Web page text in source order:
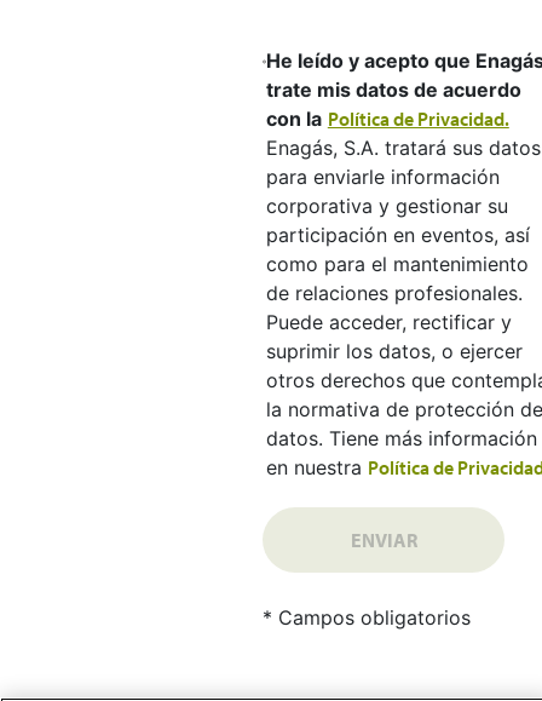
He leído y acepto que
trate mis datos de acuerdo
con la Política de Privacidad.
Enagás, S.A. tratará sus datos
para enviarle información
corporativa y gestionar su
participación en eventos, así
como para el mantenimiento
de relaciones profesionales.
Puede acceder, rectificar y
suprimir los datos, o ejercer
otros derechos que
la normativa de protección de
datos. Tiene más información
en nuestra Política de
ENVIAR
* Campos obligatorios